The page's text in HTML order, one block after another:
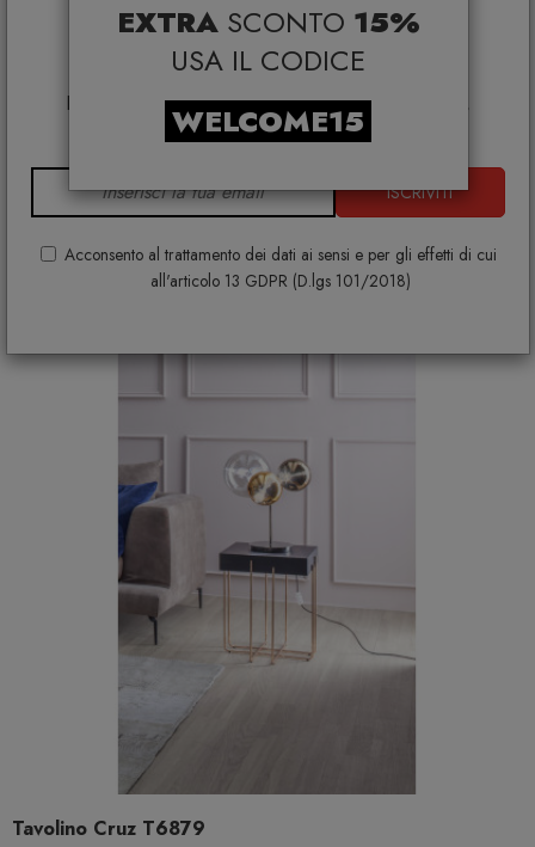
*Coupon non cumulabile con altre promo e non
applicabile su:
Smeg, Bontempi Casa, Samsonite, BBB Italia,
Franke, Gufram, Memphis, Plust, Samsung, Faber,
Dunavox, Zafferano, VG, Slide
ISCRIVITI
Acconsento al trattamento dei dati ai sensi e per gli effetti di cui
all'articolo 13 GDPR (D.lgs 101/2018)
EXTRA SCONTO 15%
USA IL CODICE
WELCOME15
Tavolino Cora Wood T6035W
€ 814,00
+ VARIANTI DISPONIBILI
Tavolino Cruz T6879